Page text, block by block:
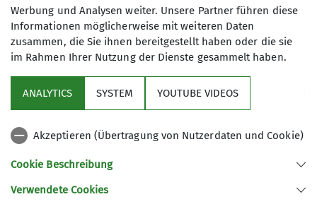
Sektion
Archiv
Sektion Kaufbeuren-Gablonz des Deutschen Alpenvereins e.V.
Werbung und Analysen weiter. Unsere Partner führen diese
Informationen möglicherweise mit weiteren Daten
zusammen, die Sie ihnen bereitgestellt haben oder die sie
im Rahmen Ihrer Nutzung der Dienste gesammelt haben.
ANALYTICS SYSTEM YOUTUBE VIDEOS
Akzeptieren (Übertragung von Nutzerdaten und Cookie)
Cookie Beschreibung
Verwendete Cookies